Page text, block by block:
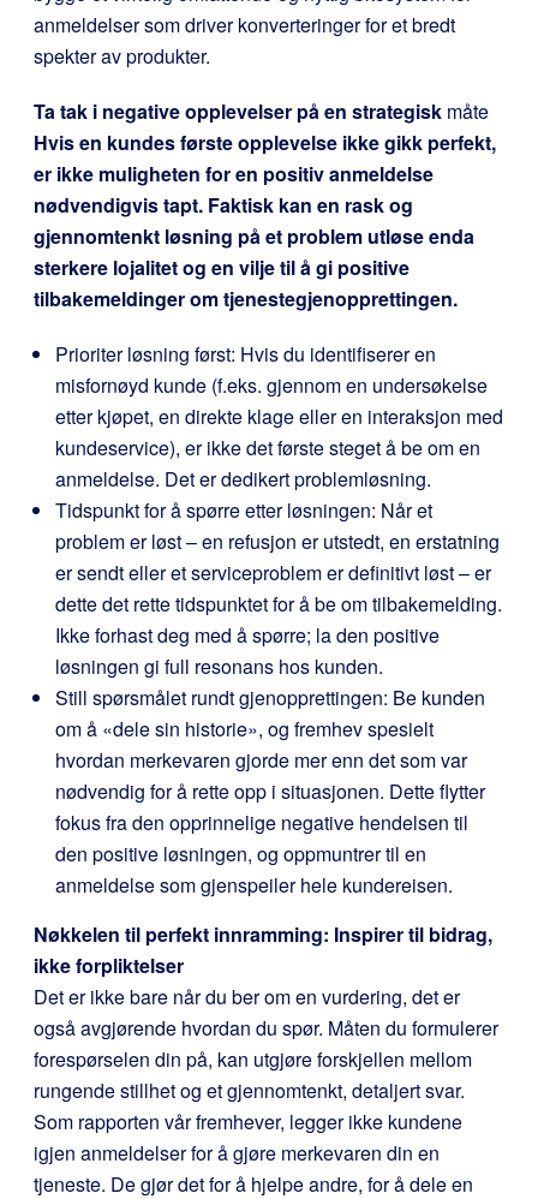
anmeldelser som driver konverteringer for et bredt
spekter av produkter.
Ta tak i negative opplevelser på en strategisk måte
Hvis en kundes første opplevelse ikke gikk perfekt,
er ikke muligheten for en positiv anmeldelse
nødvendigvis tapt. Faktisk kan en rask og
gjennomtenkt løsning på et problem utløse enda
sterkere lojalitet og en vilje til å gi positive
tilbakemeldinger om tjenestegjenopprettingen.
Prioriter løsning først: Hvis du identifiserer en
misfornøyd kunde (f.eks. gjennom en undersøkelse
etter kjøpet, en direkte klage eller en interaksjon med
kundeservice), er ikke det første steget å be om en
anmeldelse. Det er dedikert problemløsning.
Tidspunkt for å spørre etter løsningen: Når et
problem er løst – en refusjon er utstedt, en erstatning
er sendt eller et serviceproblem er definitivt løst – er
dette det rette tidspunktet for å be om tilbakemelding.
Ikke forhast deg med å spørre; la den positive
løsningen gi full resonans hos kunden.
Still spørsmålet rundt gjenopprettingen: Be kunden
om å «dele sin historie», og fremhev spesielt
hvordan merkevaren gjorde mer enn det som var
nødvendig for å rette opp i situasjonen. Dette flytter
fokus fra den opprinnelige negative hendelsen til
den positive løsningen, og oppmuntrer til en
anmeldelse som gjenspeiler hele kundereisen.
Nøkkelen til perfekt innramming: Inspirer til bidrag,
ikke forpliktelser
Det er ikke bare når du ber om en vurdering, det er
også avgjørende hvordan du spør. Måten du formulerer
forespørselen din på, kan utgjøre forskjellen mellom
rungende stillhet og et gjennomtenkt, detaljert svar.
Som rapporten vår fremhever, legger ikke kundene
igjen anmeldelser for å gjøre merkevaren din en
tjeneste. De gjør det for å hjelpe andre, for å dele en